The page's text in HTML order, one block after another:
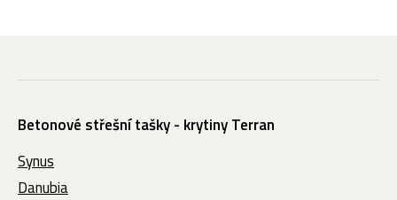
Betonové střešní tašky - krytiny Terran
Synus
Danubia